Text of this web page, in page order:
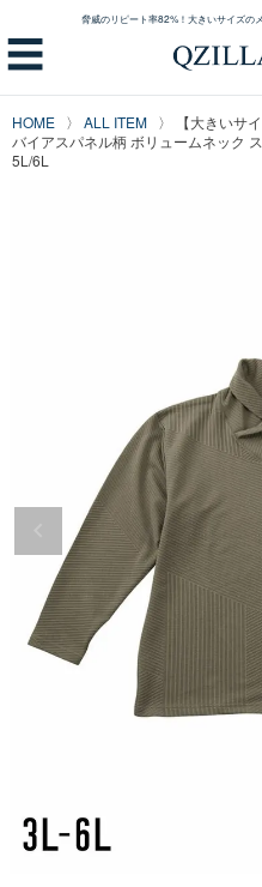
脅威のリピート率82%！大きいサイズの
☰
HOME ALL ITEM
【大きいサ
バイアスパネル柄 ボリュームネック
5L/6L